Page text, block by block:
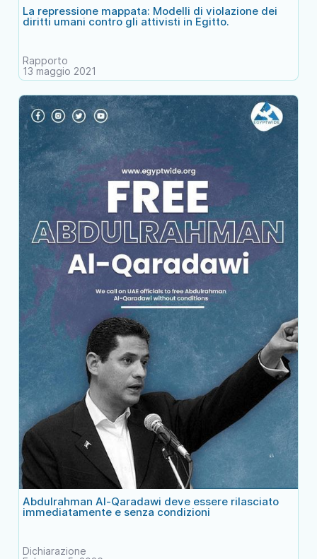
La repressione mappata: Modelli di violazione dei
diritti umani contro gli attivisti in Egitto.
Rapporto
13 maggio 2021
Abdulrahman Al-Qaradawi deve essere rilasciato
immediatamente e senza condizioni
Dichiarazione